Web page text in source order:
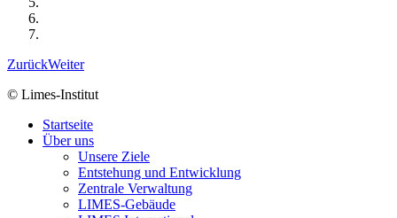
ZurückWeiter
© Limes-Institut
Startseite
Über uns
Unsere Ziele
Entstehung und Entwicklung
Zentrale Verwaltung
LIMES-Gebäude